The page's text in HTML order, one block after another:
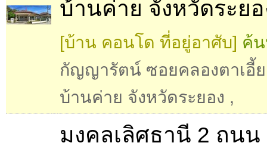
บ้านค่าย จังหวัดระย
[บ้าน คอนโด ที่อยู่อาศับ] ค้
กัญญารัตน์ ซอยคลองตาเอี้ย
บ้านค่าย จังหวัดระยอง ,
มงคลเลิศธานี 2 ถนน